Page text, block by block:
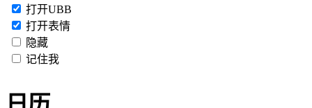
打开UBB
打开表情
隐藏
记住我